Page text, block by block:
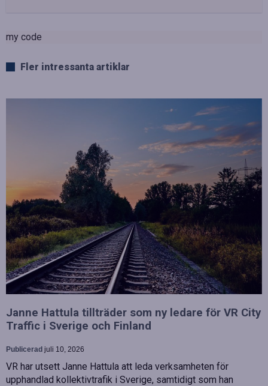
my code
Fler intressanta artiklar
Janne Hattula tillträder som ny ledare för VR City
Traffic i Sverige och Finland
Publicerad juli 10, 2026
VR har utsett Janne Hattula att leda verksamheten för
upphandlad kollektivtrafik i Sverige, samtidigt som han